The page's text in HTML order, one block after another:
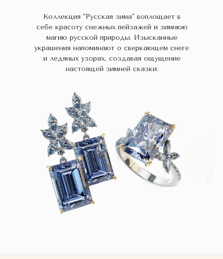
Коллекция "Русская зима" воплощает в
себе красоту снежных пейзажей и зимнюю
магию русской природы. Изысканные
украшения напоминают о сверкающем снеге
и ледяных узорах, создавая ощущение
настоящей зимней сказки.